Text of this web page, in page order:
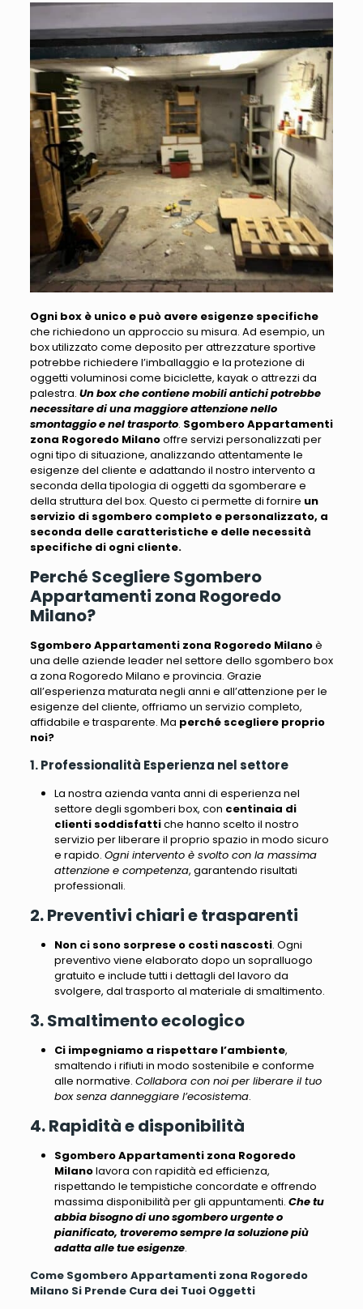
Ogni box è unico e può avere esigenze specifiche
che richiedono un approccio su misura. Ad esempio, un
box utilizzato come deposito per attrezzature sportive
potrebbe richiedere l’imballaggio e la protezione di
oggetti voluminosi come biciclette, kayak o attrezzi da
palestra. Un box che contiene mobili antichi potrebbe
necessitare di una maggiore attenzione nello
smontaggio e nel trasporto. Sgombero Appartamenti
zona Rogoredo Milanooffre servizi personalizzati per
ogni tipo di situazione, analizzando attentamente le
esigenze del cliente e adattando il nostro intervento a
seconda della tipologia di oggetti da sgomberare e
della struttura del box. Questo ci permette di fornire un
servizio di sgombero completo e personalizzato, a
seconda delle caratteristiche e delle necessità
specifiche di ogni cliente.
Perché Scegliere Sgombero
Appartamenti zona Rogoredo
Milano?
Sgombero Appartamenti zona Rogoredo Milanoè
una delle aziende leader nel settore dello sgombero box
a zona Rogoredo Milano e provincia. Grazie
all’esperienza maturata negli anni e all’attenzione per le
esigenze del cliente, offriamo un servizio completo,
affidabile e trasparente. Ma perché scegliere proprio
noi?
1. Professionalità Esperienza nel settore
La nostra azienda vanta anni di esperienza nel
settore degli sgomberi box, con centinaia di
clienti soddisfattiche hanno scelto il nostro
servizio per liberare il proprio spazio in modo sicuro
e rapido. Ogni intervento è svolto con la massima
attenzione e competenza, garantendo risultati
professionali.
2. Preventivi chiari e trasparenti
Non ci sono sorprese o costi nascosti. Ogni
preventivo viene elaborato dopo un sopralluogo
gratuito e include tutti i dettagli del lavoro da
svolgere, dal trasporto al materiale di smaltimento.
3. Smaltimento ecologico
Ci impegniamo a rispettare l’ambiente,
smaltendo i rifiuti in modo sostenibile e conforme
alle normative. Collabora con noi per liberare il tuo
box senza danneggiare l’ecosistema.
4. Rapidità e disponibilità
Sgombero Appartamenti zona Rogoredo
Milanolavora con rapidità ed efficienza,
rispettando le tempistiche concordate e offrendo
massima disponibilità per gli appuntamenti. Che tu
abbia bisogno di uno sgombero urgente o
pianificato, troveremo sempre la soluzione più
adatta alle tue esigenze.
Come Sgombero Appartamenti zona Rogoredo
Milano Si Prende Cura dei Tuoi Oggetti